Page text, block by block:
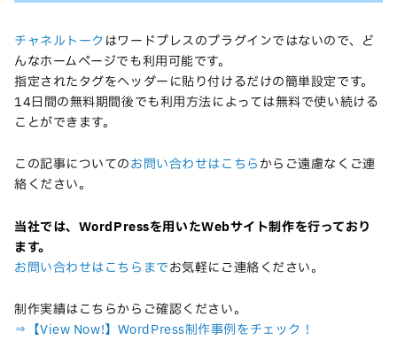
チャネルトーク はワードプレスのプラグインではないので、ど
んなホームページでも利用可能です。
指定されたタグをヘッダーに貼り付けるだけの簡単設定です。
14日間の無料期間後でも利用方法によっては無料で使い続ける
ことができます。
この記事についてのお問い合わせはこちらからご遠慮なくご連
絡ください。
当社では、WordPressを用いたWebサイト制作を行っており
ます。
お問い合わせはこちらまでお気軽にご連絡ください。
制作実績はこちらからご確認ください。
⇒【View Now!】WordPress制作事例をチェック！